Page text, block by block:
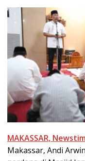
MAKASSAR,
Makassar, Andi